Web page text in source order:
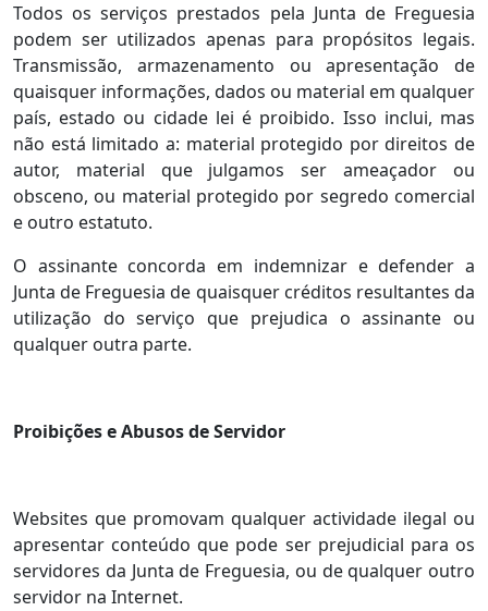
Todos os serviços prestados pela Junta de Freguesia
podem ser utilizados apenas para propósitos legais.
Transmissão, armazenamento ou apresentação de
quaisquer informações, dados ou material em qualquer
país, estado ou cidade lei é proibido. Isso inclui, mas
não está limitado a: material protegido por direitos de
autor, material que julgamos ser ameaçador ou
obsceno, ou material protegido por segredo comercial
e outro estatuto.
O assinante concorda em indemnizar e defender a
Junta de Freguesia de quaisquer créditos resultantes da
utilização do serviço que prejudica o assinante ou
qualquer outra parte.
Proibições e Abusos de Servidor
Websites que promovam qualquer actividade ilegal ou
apresentar conteúdo que pode ser prejudicial para os
servidores da Junta de Freguesia, ou de qualquer outro
servidor na Internet.